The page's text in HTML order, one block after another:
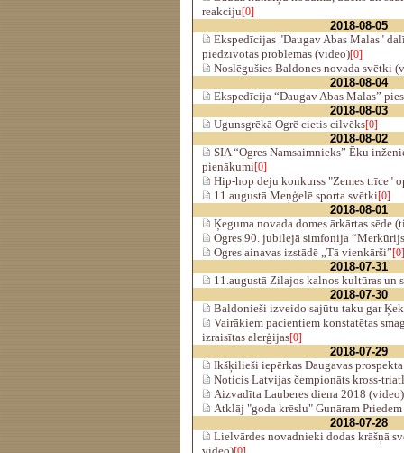
reakciju[0]
2018-08-05
Ekspedīcijas "Daugav Abas Malas"
piedzīvotās problēmas (video)[0]
Noslēgušies Baldones novada svētki
2018-08-04
Ekspedīcija “Daugav Abas Malas”
2018-08-03
Ugunsgrēkā Ogrē cietis cilvēks[0]
2018-08-02
SIA “Ogres Namsaimnieks” Ēku
pienākumi[0]
Hip-hop deju konkurss "Zemes trīce"
11.augustā Meņģelē sporta svētki[0]
2018-08-01
Ķeguma novada domes ārkārtas sēde
Ogres 90. jubilejā simfonija “Merkūrijs
Ogres ainavas izstādē „Tā vienkārši”[0]
2018-07-31
11.augustā Zilajos kalnos kultūras un
2018-07-30
Baldonieši izveido sajūtu taku gar
Vairākiem pacientiem konstatētas
izraisītas alerģijas[0]
2018-07-29
Ikšķilieši iepērkas Daugavas
Noticis Latvijas čempionāts kross-
Aizvadīta Lauberes diena 2018 (video)
Atklāj "goda krēslu" Gunāram
2018-07-28
Lielvārdes novadnieki dodas krāšņā